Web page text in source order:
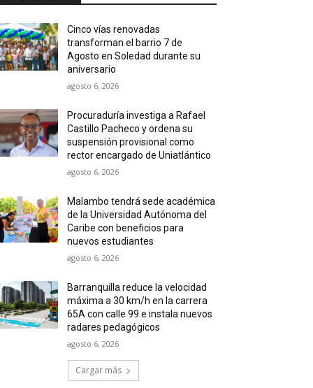
Cinco vías renovadas
transforman el barrio 7 de
Agosto en Soledad durante su
aniversario
agosto 6, 2026
Procuraduría investiga a Rafael
Castillo Pacheco y ordena su
suspensión provisional como
rector encargado de Uniatlántico
agosto 6, 2026
Malambo tendrá sede académica
de la Universidad Autónoma del
Caribe con beneficios para
nuevos estudiantes
agosto 6, 2026
Barranquilla reduce la velocidad
máxima a 30 km/h en la carrera
65A con calle 99 e instala nuevos
radares pedagógicos
agosto 6, 2026
Cargar más